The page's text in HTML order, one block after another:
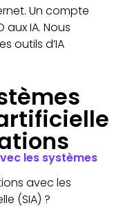
Un compte
IA. Nous
outils d’IA
les systèmes
avec les
(SIA) ?